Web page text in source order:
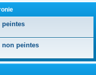
peintes
non peintes